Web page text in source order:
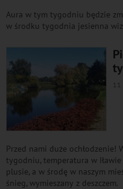
Aura w tym tygodniu będzie
w środku tygodnia jesienna
11
Przed nami duże ochłodzenie!
tygodniu, temperatura w
plusie, a w środę w naszym
śnieg, wymieszany z deszczem.